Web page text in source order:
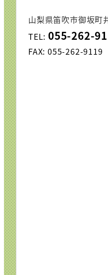
山梨県笛吹市御坂町
TEL: 055-262-
FAX: 055-262-9119